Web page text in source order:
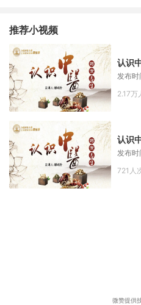
推荐小视频
认识
发布
2.17万
认识
发布
721人
微赞提供